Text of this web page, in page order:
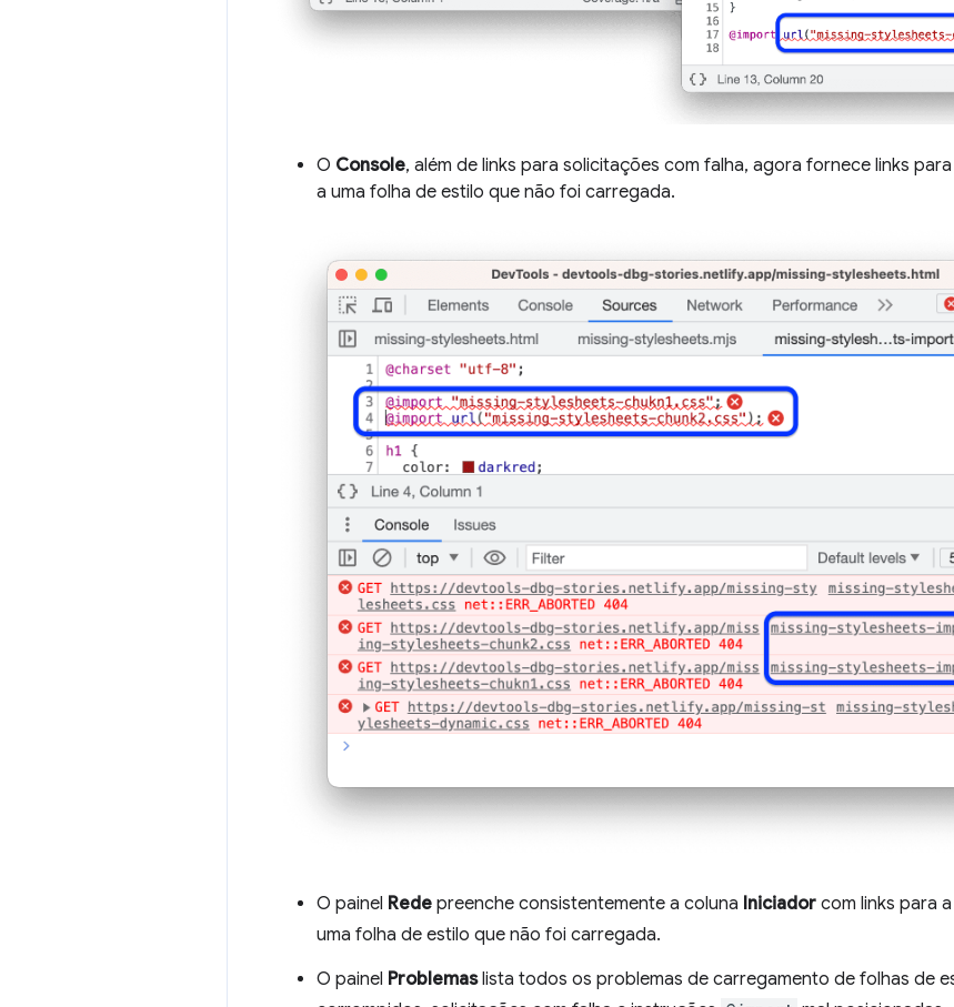
O Console, além de links para solicitações com falha, agora fornece links
a uma folha de estilo que não foi carregada.
O painel Rede preenche consistentemente a coluna Iniciador com links para
uma folha de estilo que não foi carregada.
O painel Problemaslista todos os problemas de carregamento de folhas de